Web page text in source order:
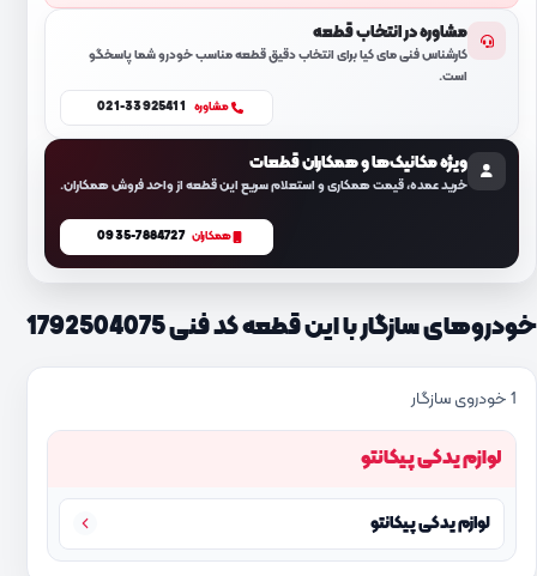
مشاوره در انتخاب قطعه
کارشناس فنی مای کیا برای انتخاب دقیق قطعه مناسب خودرو شما پاسخگو
است.
مشاوره 021-33925411
ویژه مکانیک‌ها و همکاران قطعات
خرید عمده، قیمت همکاری و استعلام سریع این قطعه از واحد فروش همکاران.
همکاران 0935-7884727
خودروهای سازگار با این قطعه کد فنی 1792504075
1 خودروی سازگار
لوازم یدکی پیکانتو
لوازم یدکی پیکانتو